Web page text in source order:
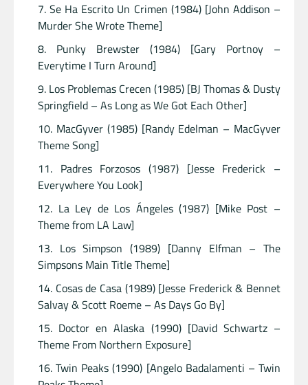
Se Ha Escrito Un Crimen (1984) [John Addison –
Murder She Wrote Theme]
Punky Brewster (1984) [Gary Portnoy –
Everytime I Turn Around]
Los Problemas Crecen (1985) [BJ Thomas & Dusty
Springfield – As Long as We Got Each Other]
MacGyver (1985) [Randy Edelman – MacGyver
Theme Song]
Padres Forzosos (1987) [Jesse Frederick –
Everywhere You Look]
La Ley de Los Ángeles (1987) [Mike Post –
Theme from LA Law]
Los Simpson (1989) [Danny Elfman – The
Simpsons Main Title Theme]
Cosas de Casa (1989) [Jesse Frederick & Bennet
Salvay & Scott Roeme – As Days Go By]
Doctor en Alaska (1990) [David Schwartz –
Theme From Northern Exposure]
Twin Peaks (1990) [Angelo Badalamenti – Twin